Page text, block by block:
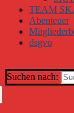
TEAM
Abenteuer
dsgvo
Suchen nach: